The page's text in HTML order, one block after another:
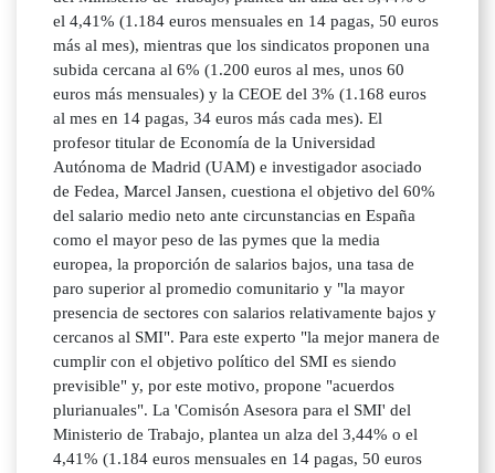
el 4,41% (1.184 euros mensuales en 14 pagas, 50 euros
más al mes), mientras que los sindicatos proponen una
subida cercana al 6% (1.200 euros al mes, unos 60
euros más mensuales) y la CEOE del 3% (1.168 euros
al mes en 14 pagas, 34 euros más cada mes). El
profesor titular de Economía de la Universidad
Autónoma de Madrid (UAM) e investigador asociado
de Fedea, Marcel Jansen, cuestiona el objetivo del 60%
del salario medio neto ante circunstancias en España
como el mayor peso de las pymes que la media
europea, la proporción de salarios bajos, una tasa de
paro superior al promedio comunitario y "la mayor
presencia de sectores con salarios relativamente bajos y
cercanos al SMI". Para este experto "la mejor manera de
cumplir con el objetivo político del SMI es siendo
previsible" y, por este motivo, propone "acuerdos
plurianuales". La 'Comisón Asesora para el SMI' del
Ministerio de Trabajo, plantea un alza del 3,44% o el
4,41% (1.184 euros mensuales en 14 pagas, 50 euros